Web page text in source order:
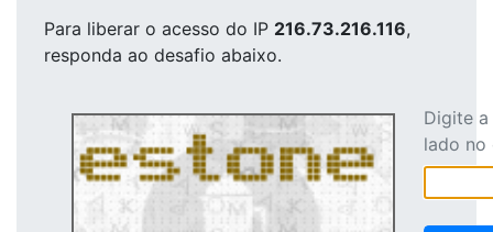
Para liberar o acesso do IP 216.73.216.116,
responda ao desafio abaixo.
Digite
lado no